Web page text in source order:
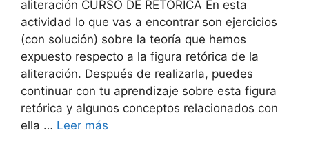
aliteración CURSO DE RETÓRICA En esta
actividad lo que vas a encontrar son ejercicios
(con solución) sobre la teoría que hemos
expuesto respecto a la figura retórica de la
aliteración. Después de realizarla, puedes
continuar con tu aprendizaje sobre esta figura
retórica y algunos conceptos relacionados con
ella … Leer más